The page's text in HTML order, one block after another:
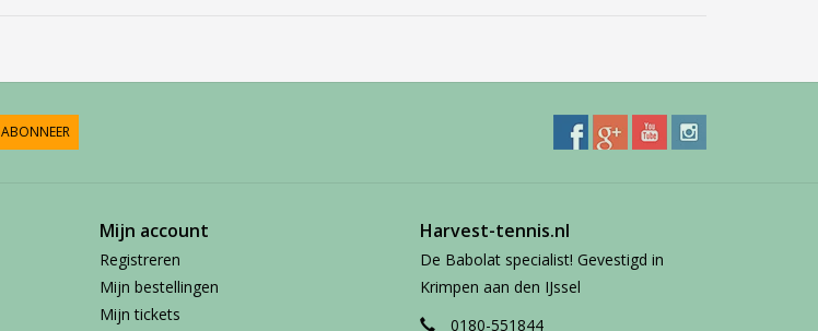
ABONNEER
Mijn account
Registreren
Mijn bestellingen
Mijn tickets
Harvest-tennis.nl
De Babolat specialist! Gevestigd in
Krimpen aan den IJssel
0180-551844